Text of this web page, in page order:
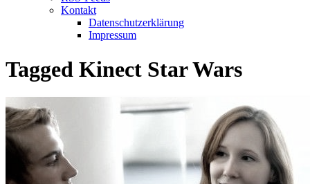
Kontakt
Datenschutzerklärung
Impressum
Tagged Kinect Star Wars